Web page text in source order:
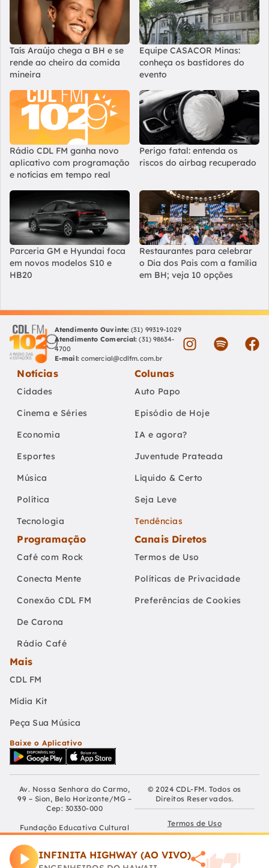
INFINITA HIGHWAY (AO VIVO)
Taís Araújo chega a BH e se
rende ao cheiro da comida
mineira
Equipe CASACOR Minas:
conheça os bastidores do
evento
Rádio CDL FM ganha novo
aplicativo com programação
e notícias em tempo real
Perigo fatal: entenda os
riscos do airbag recuperado
Parceria GM e Hyundai foca
em novos modelos S10 e
HB20
Restaurantes para celebrar
o Dia dos Pais com a família
em BH; veja 10 opções
Atendimento Ouvinte: (31) 99319-1029
Atendimento Comercial: (31) 98634-
4700
E-mail: comercial@cdlfm.com.br
Notícias
Cidades
Cinema e Séries
Economia
Esportes
Música
Política
Tecnologia
Colunas
Auto Papo
Episódio de Hoje
IA e agora?
Juventude Prateada
Líquido & Certo
Seja Leve
Tendências
Programação
Café com Rock
Conecta Mente
Conexão CDL FM
De Carona
Rádio Café
Canais Diretos
Termos de Uso
Políticas de Privacidade
Preferências de Cookies
Mais
CDL FM
Mídia Kit
Peça Sua Música
Baixe o Aplicativo
Av. Nossa Senhora do Carmo,
99 – Sion, Belo Horizonte/MG –
Cep: 30330-000
Fundação Educativa Cultural
Câmara De Dirigentes Lojistas
CNPJ: 04.210.060/0001-90
© 2024 CDL-FM. Todos os
Direitos Reservados.
Termos de Uso
Preferências de Cookies